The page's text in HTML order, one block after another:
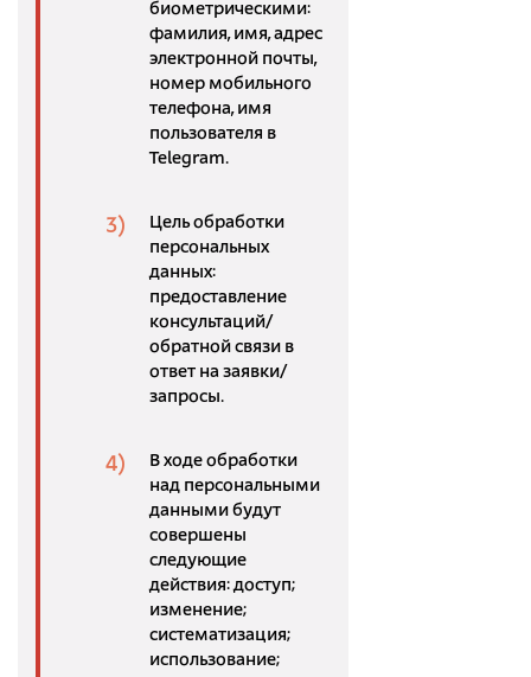
биометрическими:
фамилия, имя, адрес
электронной почты,
номер мобильного
телефона, имя
пользователя в
Telegram.
Цель обработки
персональных
данных:
предоставление
консультаций/
обратной связи в
ответ на заявки/
запросы.
В ходе обработки
над персональными
данными будут
совершены
следующие
действия: доступ;
изменение;
систематизация;
использование;